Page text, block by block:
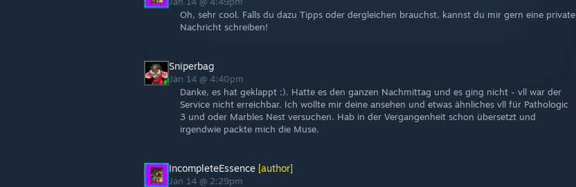
Oh, sehr cool. Falls du dazu Tipps oder dergleichen brauchst, kannst du mir gern eine private
Nachricht schreiben!
Sniperbag
Jan 14 @ 4:40pm
Danke, es hat geklappt :). Hatte es den ganzen Nachmittag und es ging nicht - vll war der
Service nicht erreichbar. Ich wollte mir deine ansehen und etwas ähnliches vll für Pathologic
3 und oder Marbles Nest versuchen. Hab in der Vergangenheit schon übersetzt und
irgendwie packte mich die Muse.
IncompleteEssence [author]
Jan 14 @ 2:29pm